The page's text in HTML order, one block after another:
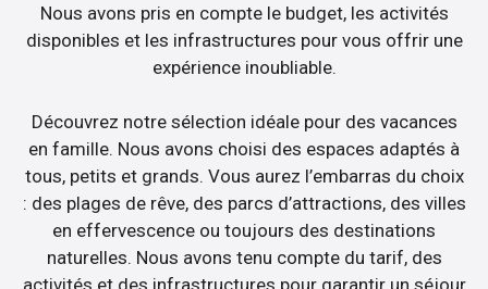
Nous avons pris en compte le budget, les activités
disponibles et les infrastructures pour vous offrir une
expérience inoubliable.
Découvrez notre sélection idéale pour des vacances
en famille. Nous avons choisi des espaces adaptés à
tous, petits et grands. Vous aurez l’embarras du choix
: des plages de rêve, des parcs d’attractions, des villes
en effervescence ou toujours des destinations
naturelles. Nous avons tenu compte du tarif, des